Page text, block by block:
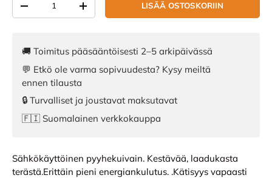
VÄHENNÄ MÄÄRÄÄLISÄÄ MÄÄRÄÄLISÄÄ OSTOSKORIIN
🚚 Toimitus pääsääntöisesti 2–5 arkipäivässä
💬 Etkö ole varma sopivuudesta? Kysy meiltä
ennen tilausta
🔒 Turvalliset ja joustavat maksutavat
🇫🇮 Suomalainen verkkokauppa
Sähkökäyttöinen pyyhekuivain. Kestävää, laadukasta
terästä.Erittäin pieni energiankulutus. .Kätisyys vapaasti